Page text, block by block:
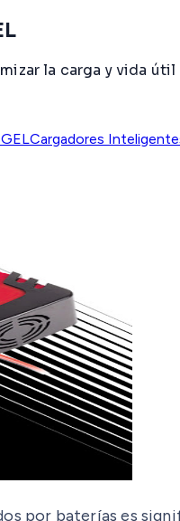
la carga y vida útil
Cargadores
por baterías es